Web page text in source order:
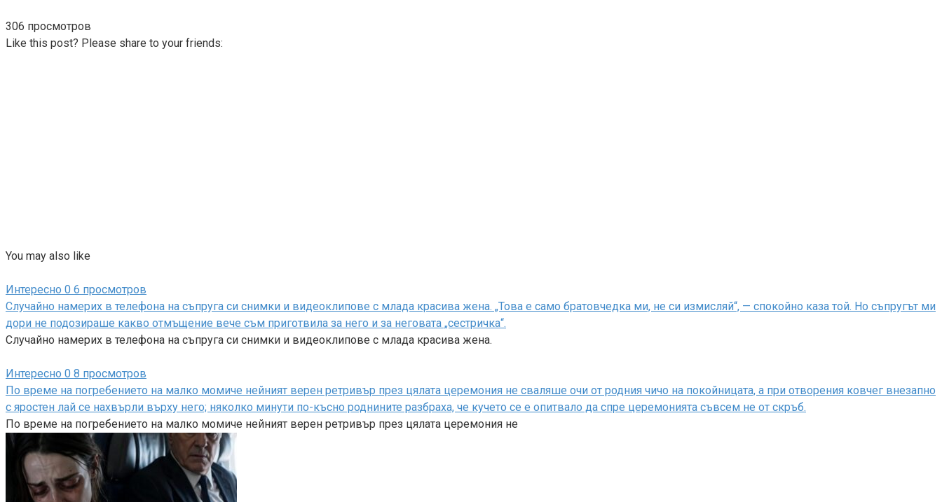
306 просмотров
Like this post? Please share to your friends:
You may also like
Интересно 0 6 просмотров
Случайно намерих в телефона на съпруга си снимки и видеоклипове с млада красива жена. „Това е само братовчедка ми, не си измисляй“, — спокойно каза той. Но съпругът ми
дори не подозираше какво отмъщение вече съм приготвила за него и за неговата „сестричка“.
Случайно намерих в телефона на съпруга си снимки и видеоклипове с млада красива жена.
Интересно 0 8 просмотров
По време на погребението на малко момиче нейният верен ретривър през цялата церемония не сваляше очи от родния чичо на покойницата, а при отворения ковчег внезапно
с яростен лай се нахвърли върху него; няколко минути по-късно роднините разбраха, че кучето се е опитвало да спре церемонията съвсем не от скръб.
По време на погребението на малко момиче нейният верен ретривър през цялата церемония не